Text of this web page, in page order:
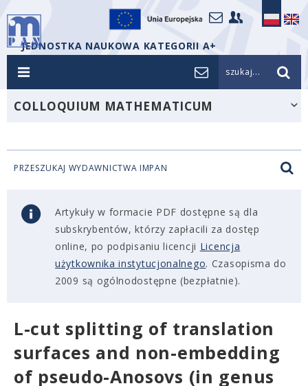
JEDNOSTKA NAUKOWA KATEGORII A+
szukaj...
COLLOQUIUM MATHEMATICUM
PRZESZUKAJ WYDAWNICTWA IMPAN
Artykuły w formacie PDF dostępne są dla
subskrybentów, którzy zapłacili za dostęp
online, po podpisaniu licencji Licencja
użytkownika instytucjonalnego. Czasopisma do
2009 są ogólnodostępne (bezpłatnie).
L-cut splitting of translation
surfaces and non-embedding
of pseudo-Anosovs (in genus